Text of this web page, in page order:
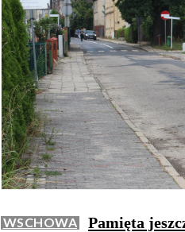
WSCHOWA
Pamięta